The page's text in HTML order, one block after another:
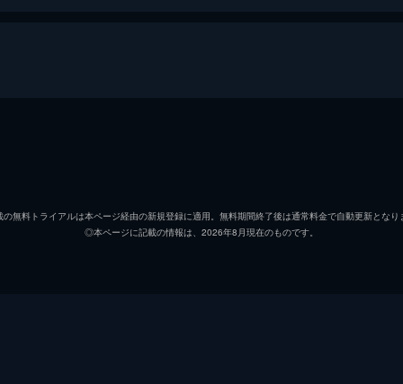
サム・ディラー
無料トライアルは本ページ経由の新規登録に適用。無料期間終了後は通常料金で自動更新となり
◎本ページに記載の情報は、2026年8月現在のものです。